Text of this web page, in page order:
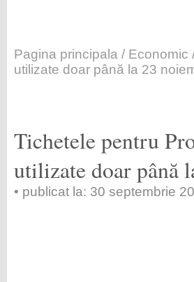
Pagina principala / Economic
utilizate doar până la 23
Tichetele pentru
utilizate doar până
• publicat la: 30 septembrie